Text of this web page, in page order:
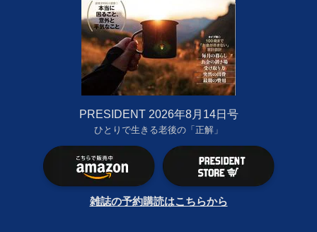
PRESIDENT 2026年8月14日号
ひとりで生きる老後の「正解」
雑誌の予約購読はこちらから